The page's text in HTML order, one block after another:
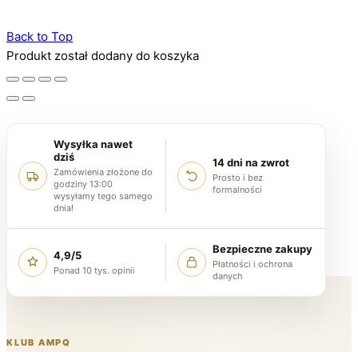
Back to Top
Produkt został dodany do koszyka
Wysyłka nawet
dziś
Zamówienia złożone do
godziny 13:00
wysyłamy tego samego
dnia!
14 dni na zwrot
Prosto i bez
formalności
4,9/5
Ponad 10 tys. opinii
Bezpieczne zakupy
Płatności i ochrona
danych
KLUB AMPQ